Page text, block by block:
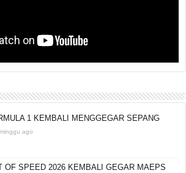
1 KEMBALI MENGGEGAR SEPANG
ago
OF SPEED 2026 KEMBALI GEGAR MAEPS